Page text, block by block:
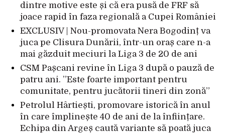
dintre motive este și că era pusă de FRF să
joace rapid în faza regională a Cupei României
EXCLUSIV | Nou-promovata Nera Bogodinț va
juca pe Clisura Dunării, într-un oraș care n-a
mai găzduit meciuri la Liga 3 de 20 de ani
CSM Pașcani revine în Liga 3 după o pauză de
patru ani. ”Este foarte important pentru
comunitate, pentru jucătorii tineri din zonă”
Petrolul Hârtiești, promovare istorică în anul
în care împlinește 40 de ani de la înființare.
Echipa din Argeș caută variante să poată juca